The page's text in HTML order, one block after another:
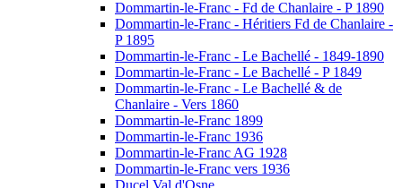
Dommartin-le-Franc - Fd de Chanlaire - P 1890
Dommartin-le-Franc - Héritiers Fd de Chanlaire -
P 1895
Dommartin-le-Franc - Le Bachellé - 1849-1890
Dommartin-le-Franc - Le Bachellé - P 1849
Dommartin-le-Franc - Le Bachellé & de
Chanlaire - Vers 1860
Dommartin-le-Franc 1899
Dommartin-le-Franc 1936
Dommartin-le-Franc AG 1928
Dommartin-le-Franc vers 1936
Ducel Val d'Osne